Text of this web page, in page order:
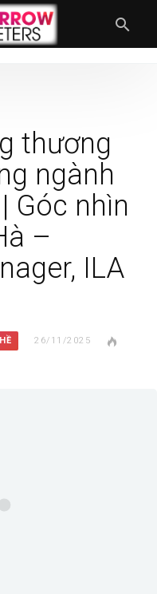
thương
ngành
Góc nhìn
–
ILA
26/11/2025